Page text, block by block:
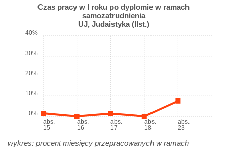
Czas pracy w I roku po dyplomie w ramach
samozatrudnienia
UJ, Judaistyka (IIst.)
abs.
15
abs.
16
abs.
17
abs.
18
abs.
23
0%
10%
20%
30%
40%
wykres: procent miesięcy przepracowanych w ramach